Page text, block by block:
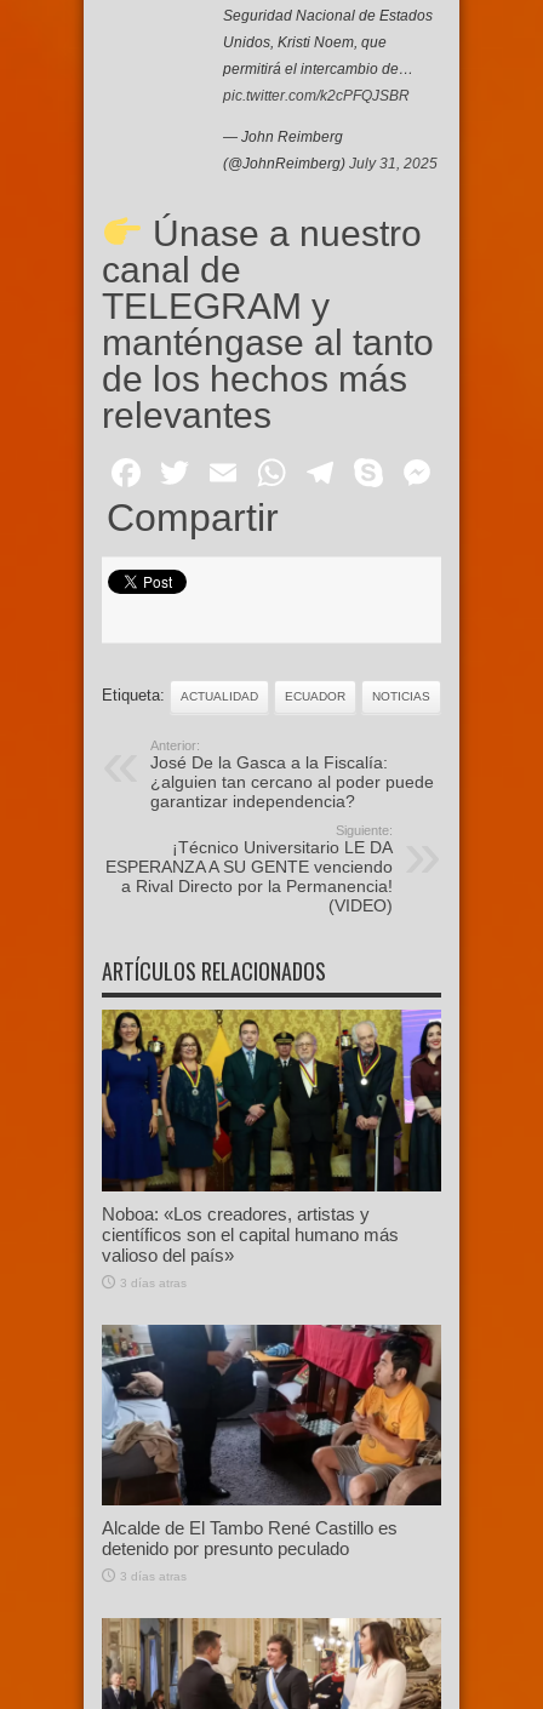
Seguridad Nacional de Estados
Unidos, Kristi Noem, que
permitirá el intercambio de…
pic.twitter.com/k2cPFQJSBR
— John Reimberg
(@JohnReimberg) July 31, 2025
Únase a nuestro
canal de
TELEGRAM y
manténgase al tanto
de los hechos más
relevantes
Facebook
Twitter
EmailWhatsApp
Telegram
Skype
Compartir
Etiqueta: ACTUALIDAD ECUADOR NOTICIAS
Anterior:
José De la Gasca a la Fiscalía:
¿alguien tan cercano al poder puede
garantizar independencia?
Siguiente:
¡Técnico Universitario LE DA
ESPERANZA A SU GENTE venciendo
a Rival Directo por la Permanencia!
(VIDEO)
ARTÍCULOS RELACIONADOS
Noboa: «Los creadores, artistas y
científicos son el capital humano más
valioso del país»
3 días atras
Alcalde de El Tambo René Castillo es
detenido por presunto peculado
3 días atras